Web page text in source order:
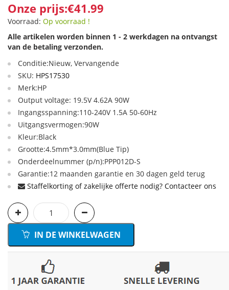
Onze prijs:€41.99
Voorraad: Op voorraad !
Alle artikelen worden binnen 1 - 2 werkdagen na ontvangst
van de betaling verzonden.
Conditie:Nieuw, Vervangende
SKU: HPS17530
Merk:HP
Output voltage: 19.5V 4.62A 90W
Ingangsspanning:110-240V 1.5A 50-60Hz
Uitgangsvermogen:90W
Kleur:Black
Grootte:4.5mm*3.0mm(Blue Tip)
Onderdeelnummer (p/n):PPP012D-S
Garantie:12 maanden garantie en 30 dagen geld terug
Staffelkorting of zakelijke offerte nodig? Contacteer ons
IN DE WINKELWAGEN